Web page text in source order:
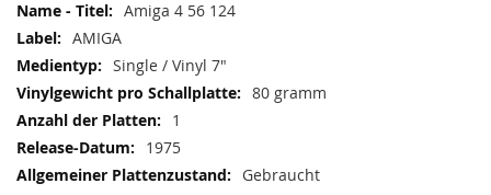
Amiga 4 56 124
AMIGA
Single / Vinyl 7"
80 gramm
1
1975
Gebraucht